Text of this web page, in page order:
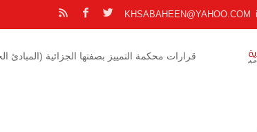
KHSABAHEEN@YAHOO.COM
قرارات محكمة التمييز بصفتها الجزائية (المبادئ